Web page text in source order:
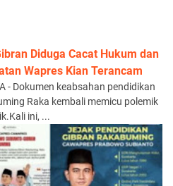
Diduga Cacat Hukum dan
Wapres Kian Terancam
- Dokumen keabsahan pendidikan
Raka kembali memicu polemik
ini, ...